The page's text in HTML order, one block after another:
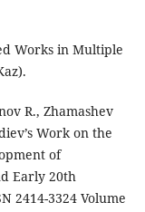
Works in Multiple
R., Zhamashev
Work on the
of
Early 20th
2414-3324 Volume